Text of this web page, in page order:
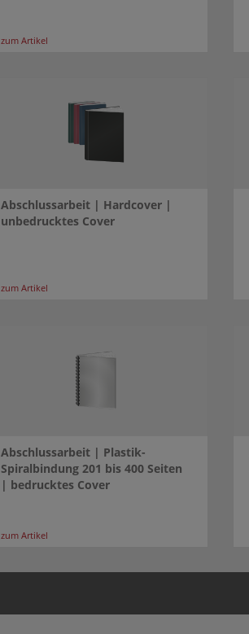
zum Artikel
Abschlussarbeit | Hardcover |
unbedrucktes Cover
zum Artikel
Abschlussarbeit | Plastik-
Spiralbindung 201 bis 400 Seiten
| bedrucktes Cover
zum Artikel